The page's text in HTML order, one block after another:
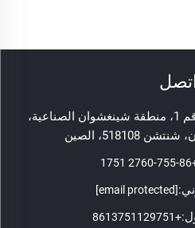
اتصل
Add: الطابق 3ف، المبنى رقم 1، منطقة شينغشوان الصناعية،
الصين
+86-
[email protected]
+8613751129751